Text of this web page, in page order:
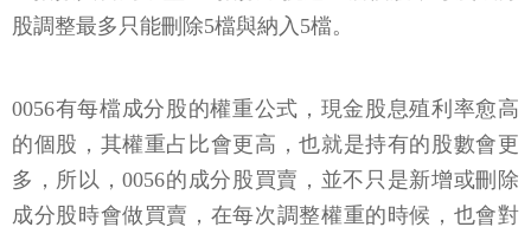
股調整最多只能刪除5檔與納入5檔。
0056有每檔成分股的權重公式，現金股息殖利率愈高
的個股，其權重占比會更高，也就是持有的股數會更
多，所以，0056的成分股買賣，並不只是新增或刪除
成分股時會做買賣，在每次調整權重的時候，也會對